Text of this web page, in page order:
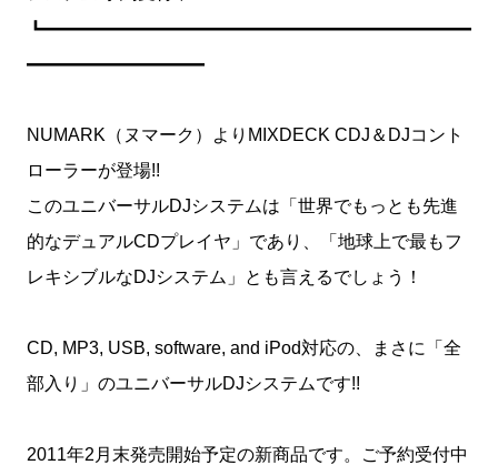
┗━━━━━━━━━━━━━━━━━━━━━━━━
━━━━━━━━━━
NUMARK（ヌマーク）よりMIXDECK CDJ＆DJコント
ローラーが登場!!
このユニバーサルDJシステムは「世界でもっとも先進
的なデュアルCDプレイヤ」であり、「地球上で最もフ
レキシブルなDJシステム」とも言えるでしょう！
CD, MP3, USB, software, and iPod対応の、まさに「全
部入り」のユニバーサルDJシステムです!!
2011年2月末発売開始予定の新商品です。ご予約受付中